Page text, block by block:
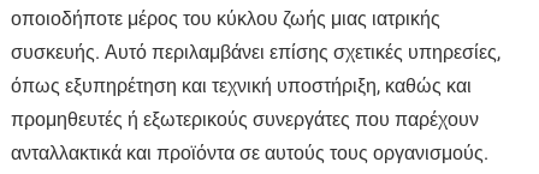
οποιοδήποτε μέρος του κύκλου ζωής μιας ιατρικής
συσκευής. Αυτό περιλαμβάνει επίσης σχετικές υπηρεσίες,
όπως εξυπηρέτηση και τεχνική υποστήριξη, καθώς και
προμηθευτές ή εξωτερικούς συνεργάτες που παρέχουν
ανταλλακτικά και προϊόντα σε αυτούς τους οργανισμούς.